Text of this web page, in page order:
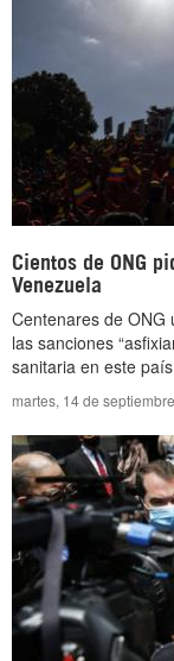
Cientos de ONG
Venezuela
Centenares de ONG
las sanciones
sanitaria en este
martes, 14 de